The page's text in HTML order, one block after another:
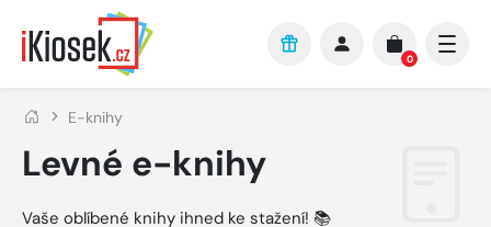
Přejít na hlavní obsah
0
E-knihy
Levné e-knihy
Vaše oblíbené knihy ihned ke stažení! 📚